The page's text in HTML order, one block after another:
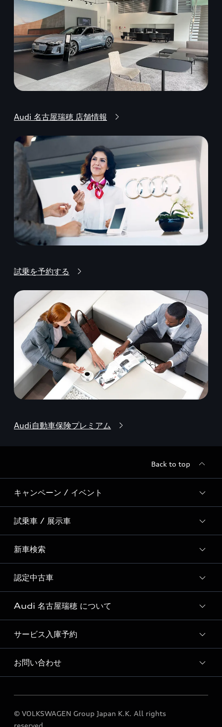
Audi 名古屋瑞穂 店舗情報
試乗を予約する
Audi自動車保険プレミアム
Back to top
キャンペーン / イベント
全国統一イベント
ディーラー独自イベント
試乗車 / 展示車
試乗予約
試乗車・展示車一覧
新車検索
新車検索
認定中古車
Audi認定中古車検索
Audi 名古屋瑞穂 について
Audi 名古屋瑞穂 店舗情報
Audi 名古屋瑞穂 運営会社概要
定期点検 / 車検 料金表
サービス入庫予約
Audi 名古屋瑞穂 サービス入庫予約
お問い合わせ
各種お問い合わせ
© VOLKSWAGEN Group Japan K.K. All rights
reserved.